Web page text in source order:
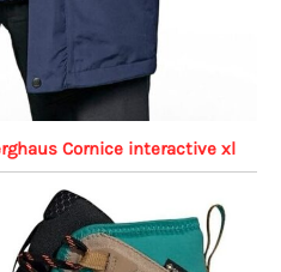
Cornice interactive xl